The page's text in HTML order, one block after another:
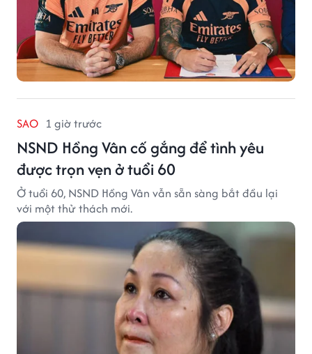
SAO 1 giờ trước
NSND Hồng Vân cố gắng để tình yêu
được trọn vẹn ở tuổi 60
Ở tuổi 60, NSND Hồng Vân vẫn sẵn sàng bắt đầu lại
với một thử thách mới.